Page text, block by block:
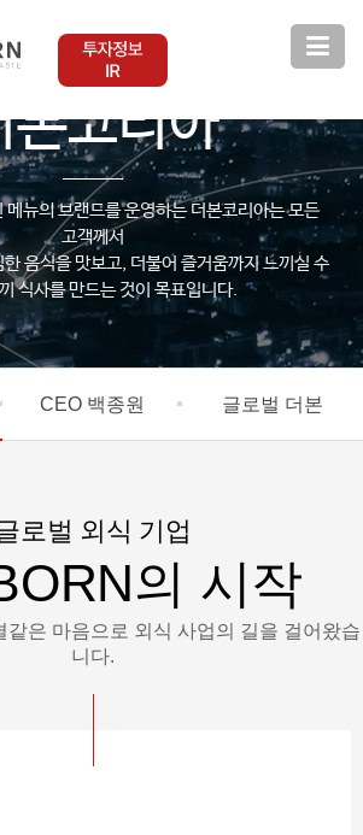
KOREA
본코리아
메뉴의 브랜드를 운영하는 더본코리아는 모든
고객께서
음식을 맛보고, 더불어 즐거움까지 느끼실 수
식사를 만드는 것이 목표입니다.
CEO 백종원 글로벌 더본
로벌 외식 기업
의 시작
같은 마음으로 외식 사업의 길을 걸어왔습
니다.